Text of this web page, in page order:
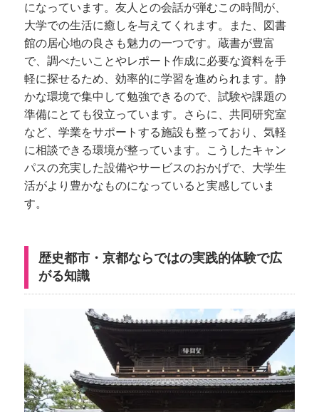
になっています。友人との会話が弾むこの時間が、
大学での生活に癒しを与えてくれます。また、図書
館の居心地の良さも魅力の一つです。蔵書が豊富
で、調べたいことやレポート作成に必要な資料を手
軽に探せるため、効率的に学習を進められます。静
かな環境で集中して勉強できるので、試験や課題の
準備にとても役立っています。さらに、共同研究室
など、学業をサポートする施設も整っており、気軽
に相談できる環境が整っています。こうしたキャン
パスの充実した設備やサービスのおかげで、大学生
活がより豊かなものになっていると実感していま
す。
歴史都市・京都ならではの実践的体験で広
がる知識